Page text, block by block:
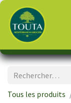
Tous les produits